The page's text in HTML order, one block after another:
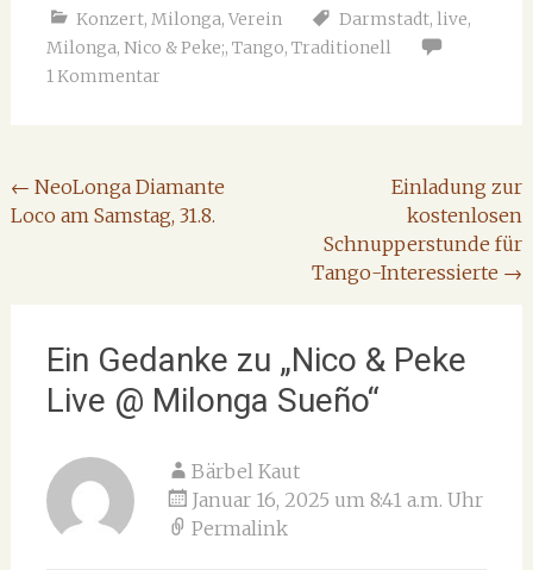
Konzert, Milonga, Verein Darmstadt, live,
Milonga, Nico & Peke;, Tango, Traditionell
1 Kommentar
Beitragsnavigation
← NeoLonga Diamante
Loco am Samstag, 31.8.
Einladung zur
kostenlosen
Schnupperstunde für
Tango-Interessierte →
Ein Gedanke zu „Nico & Peke
Live @ Milonga Sueño“
Bärbel Kaut
Januar 16, 2025 um 8:41 a.m. Uhr
Permalink